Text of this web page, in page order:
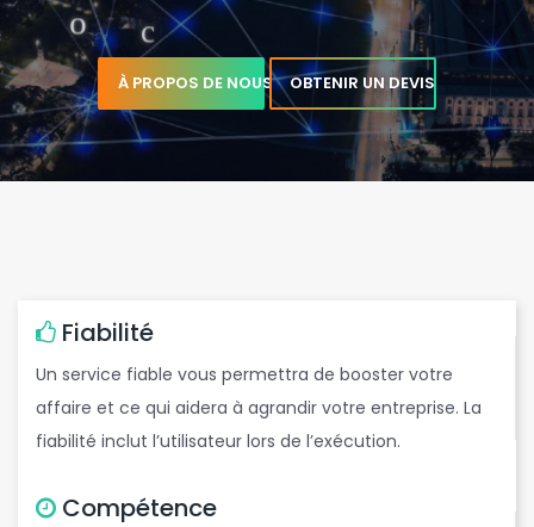
e
r
À PROPOS DE NOUS OBTENIR UN DEVIS
Fiabilité
Un service fiable vous permettra de booster votre
affaire et ce qui aidera à agrandir votre entreprise. La
fiabilité inclut l’utilisateur lors de l’exécution.
Compétence